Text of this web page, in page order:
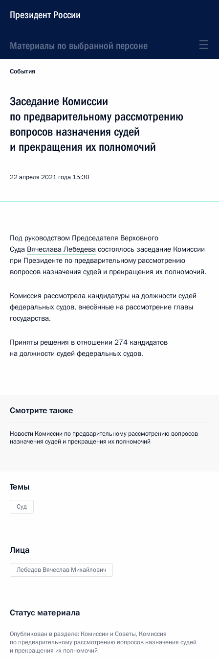
Президент России
Материалы по выбранной персоне
События
Заседание Комиссии
по предварительному рассмотрению
вопросов назначения судей
и прекращения их полномочий
22 апреля 2021 года 15:30
Под руководством Председателя Верховного
Суда Вячеслава Лебедева состоялось заседание Комиссии
при Президенте по предварительному рассмотрению
вопросов назначения судей и прекращения их полномочий.
Комиссия рассмотрела кандидатуры на должности судей
федеральных судов, внесённые на рассмотрение главы
государства.
Приняты решения в отношении 274 кандидатов
на должности судей федеральных судов.
Смотрите также
Новости Комиссии по предварительному рассмотрению вопросов
назначения судей и прекращения их полномочий
Темы
Суд
Лица
Лебедев Вячеслав Михайлович
Статус материала
Опубликован в разделе: Комиссии и Советы, Комиссия
по предварительному рассмотрению вопросов назначения судей
и прекращения их полномочий